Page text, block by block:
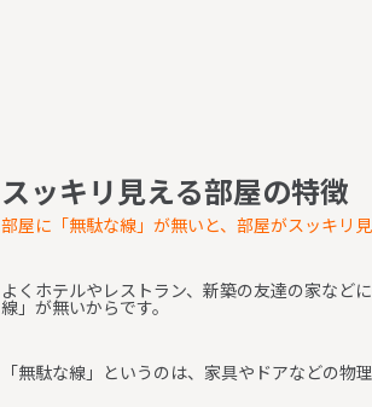
スッキリ見える部屋の特徴
部屋に「無駄な線」が無いと、部屋がスッキリ
よくホテルやレストラン、新築の友達の家など
線」が無いからです。
「無駄な線」というのは、家具やドアなどの物